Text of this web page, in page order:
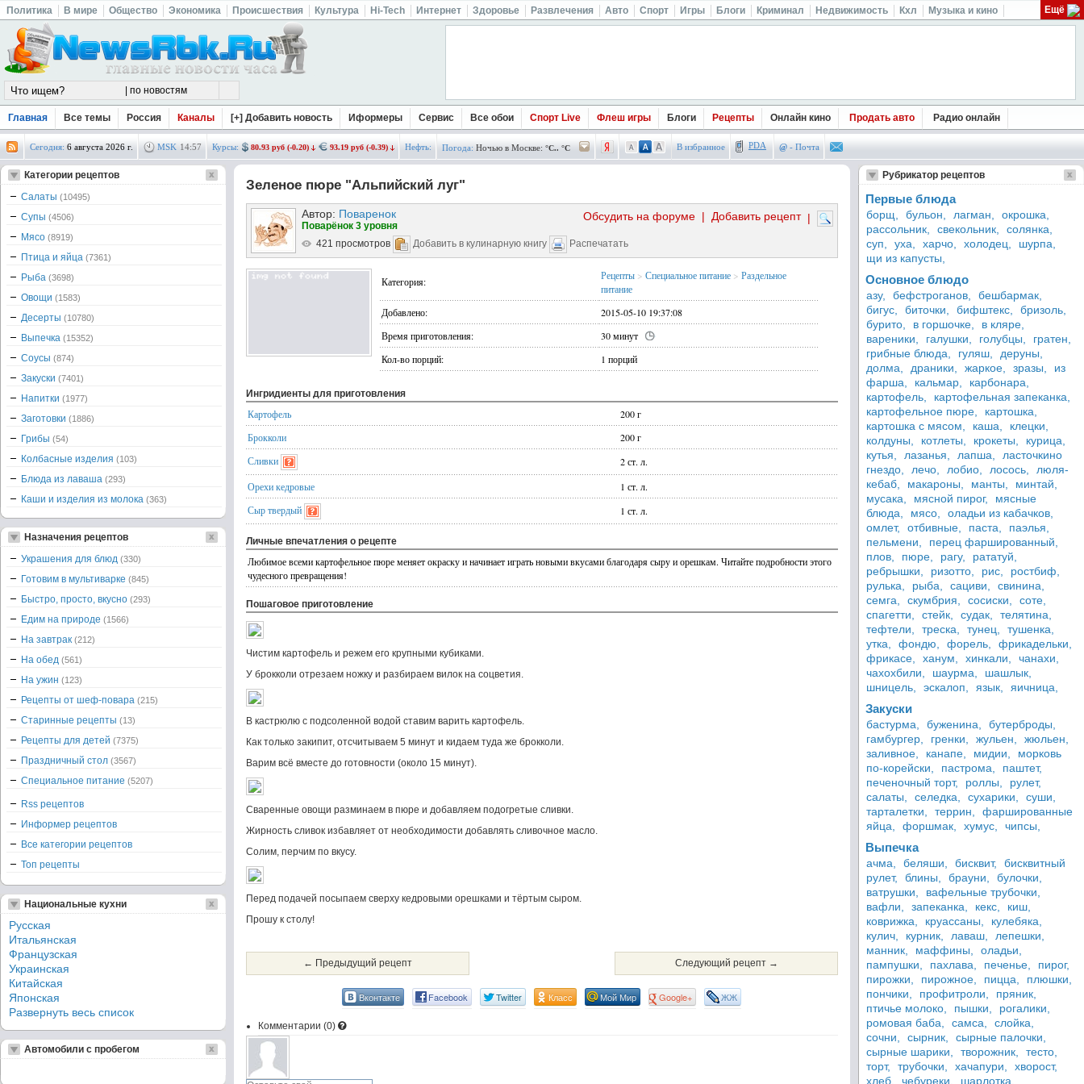
Политика В мире Общество Экономика Происшествия Культура Hi-Tech Интернет Здоровье Развлечения Авто Спорт Игры Блоги Криминал Недвижимость Кхл Музыка и кино Ещё
Главная Все темы Россия Каналы [+] Добавить новость Иформеры Сервис Все обои Спорт Live Флеш игры Блоги Рецепты Онлайн кино Продать авто Радио онлайн
Сегодня: 6 августа 2026 г. MSK 14:57 Курсы: 80.93 руб (-0.20) 93.19 руб (-0.39) Нефть: Погода: Ночью в Москве: °C.. °C В избранное PDA @ - Почта
Зелeное пюре "Альпийский луг"
Автор: Поваренок |
Добавить рецепт
|
Обсудить на форуме
Поварёнок 3 уровня
421 просмотров
Добавить в кулинарную книгу Распечатать
Категория: Рецепты > Специальное питание > Раздельное
питание
Добавлено:
2015-05-10 19:37:08
Время приготовления:
30 минут
Кол-во порций:
1 порций
Ингридиенты для приготовления
Картофель
200 г
Брокколи
200 г
Сливки
2 ст. л.
Орехи кедровые
1 ст. л.
Сыр твердый
1 ст. л.
Личные впечатления о рецепте
Любимое всеми картофельное пюре меняет окраску и начинает играть новыми вкусами благодаря сыру и орешкам. Читайте подробности этого
чудесного превращения!
Пошаговое приготовление
Чистим картофель и режем его крупными кубиками.
У брокколи отрезаем ножку и разбираем вилок на соцветия.
В кастрюлю с подсоленной водой ставим варить картофель.
Как только закипит, отсчитываем 5 минут и кидаем туда же брокколи.
Варим всё вместе до готовности (около 15 минут).
Сваренные овощи разминаем в пюре и добавляем подогретые сливки.
Жирность сливок избавляет от необходимости добавлять сливочное масло.
Солим, перчим по вкусу.
Перед подачей посыпаем сверху кедровыми орешками и тёртым сыром.
Прошу к столу!
← Предыдущий рецепт Следующий рецепт →
Вконтакте Facebook Twitter Класс Мой Мир Google+ ЖЖ
Комментарии (0)
Категории рецептов
Салаты (10495)
Супы (4506)
Мясо (8919)
Птица и яйца (7361)
Рыба (3698)
Овощи (1583)
Десерты (10780)
Выпечка (15352)
Соусы (874)
Закуски (7401)
Напитки (1977)
Заготовки (1886)
Грибы (54)
Колбасные изделия (103)
Блюда из лаваша (293)
Каши и изделия из молока (363)
Назначения рецептов
Украшения для блюд (330)
Готовим в мультиварке (845)
Быстро, просто, вкусно (293)
Едим на природе (1566)
На завтрак (212)
На обед (561)
На ужин (123)
Рецепты от шеф-повара (215)
Старинные рецепты (13)
Рецепты для детей (7375)
Праздничный стол (3567)
Специальное питание (5207)
Rss рецептов
Информер рецептов
Все категории рецептов
Топ рецепты
Национальные кухни
Русская
Итальянская
Французская
Украинская
Китайская
Японская
Развернуть весь список
Автомобили с пробегом
Рубрикатор рецептов
Первые блюда
борщ, бульон, лагман,
окрошка,
рассольник,
свекольник,
солянка,
суп,
уха, харчо, холодец,
шурпа,
щи из капусты,
Основное блюдо
азу, бефстроганов,
бешбармак,
бигус,
биточки, бифштекс,
бризоль,
бурито,
в горшочке,
в кляре,
вареники,
галушки, голубцы,
гратен,
грибные блюда,
гуляш,
деруны,
долма,
драники, жаркое, зразы,
из
фарша,
кальмар,
карбонара,
картофель,
картофельная запеканка,
картофельное пюре,
картошка,
картошка с мясом,
каша,
клецки,
колдуны,
котлеты, крокеты,
курица,
кутья,
лазанья, лапша,
ласточкино
гнездо,
лечо, лобио, лосось,
люля-
кебаб,
макароны, манты,
минтай,
мусака,
мясной пирог,
мясные
блюда,
мясо,
оладьи из кабачков,
омлет,
отбивные, паста,
паэлья,
пельмени,
перец фаршированный,
плов,
пюре, рагу,
рататуй,
ребрышки,
ризотто, рис,
ростбиф,
рулька,
рыба, сациви,
свинина,
семга,
скумбрия, сосиски,
соте,
спагетти,
стейк, судак,
телятина,
тефтели,
треска, тунец,
тушенка,
утка,
фондю, форель,
фрикадельки,
фрикасе,
ханум, хинкали,
чанахи,
чахохбили,
шаурма,
шашлык,
шницель,
эскалоп, язык, яичница,
Закуски
бастурма, буженина,
бутерброды,
гамбургер,
гренки, жульен,
жюльен,
заливное,
канапе, мидии,
морковь
по-корейски,
пастрома,
паштет,
печеночный торт,
роллы,
рулет,
салаты,
селедка, сухарики,
суши,
тарталетки,
террин,
фаршированные
яйца,
форшмак, хумус, чипсы,
Выпечка
ачма, беляши, бисквит,
бисквитный
рулет,
блины, брауни,
булочки,
ватрушки,
вафельные трубочки,
вафли,
запеканка, кекс,
киш,
коврижка,
круассаны,
кулебяка,
кулич,
курник, лаваш,
лепешки,
манник,
маффины,
оладьи,
пампушки,
пахлава, печенье,
пирог,
пирожки,
пирожное, пицца,
плюшки,
пончики,
профитроли,
пряник,
птичье молоко,
пышки,
рогалики,
ромовая баба,
самса,
слойка,
сочни,
сырник,
сырные палочки,
сырные шарики,
творожник,
тесто,
торт,
трубочки, хачапури,
хворост,
хлеб,
чебуреки,
шарлотка,